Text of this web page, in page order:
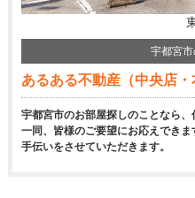
宇都宮
あるある不動産（中央店・
宇都宮市のお部屋探しのことなら
一同、皆様のご要望にお応えでき
手伝いをさせていただきます。